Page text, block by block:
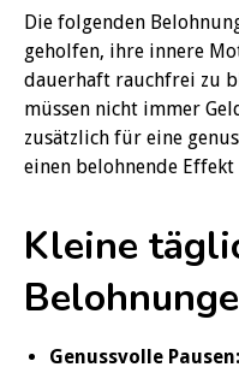
Die folgenden
geholfen, ihre innere
dauerhaft rauchfrei zu
müssen nicht immer
zusätzlich für eine
einen belohnende Effekt
Kleine
Genussvolle Pausen: